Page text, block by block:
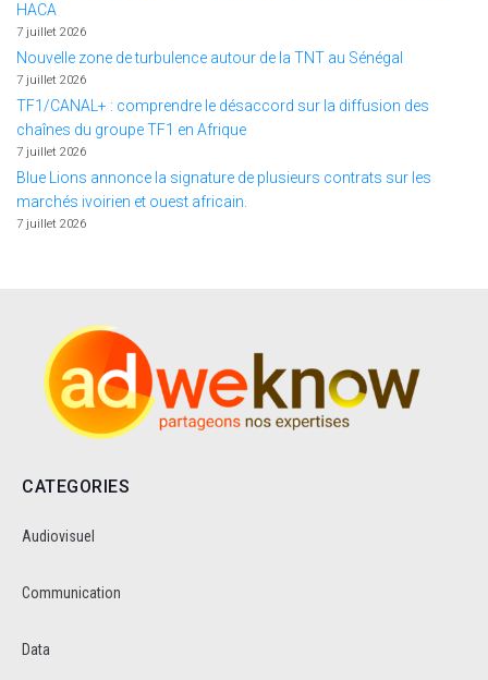
HACA
7 juillet 2026
Nouvelle zone de turbulence autour de la TNT au Sénégal
7 juillet 2026
TF1/CANAL+ : comprendre le désaccord sur la diffusion des
chaînes du groupe TF1 en Afrique
7 juillet 2026
Blue Lions annonce la signature de plusieurs contrats sur les
marchés ivoirien et ouest africain.
7 juillet 2026
CATEGORIES
Audiovisuel
Communication
Data